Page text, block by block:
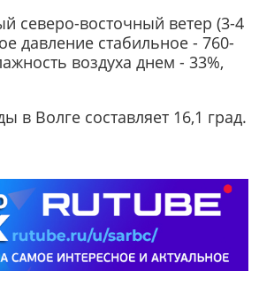
северо-восточный ветер (3-4
давление стабильное - 760-
воздуха днем - 33%,
в Волге составляет 16,1 град.